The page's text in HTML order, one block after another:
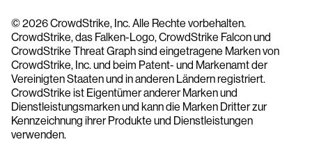
© 2026 CrowdStrike, Inc. Alle Rechte vorbehalten.
CrowdStrike, das Falken-Logo, CrowdStrike Falcon und
CrowdStrike Threat Graph sind eingetragene Marken von
CrowdStrike, Inc. und beim Patent- und Markenamt der
Vereinigten Staaten und in anderen Ländern registriert.
CrowdStrike ist Eigentümer anderer Marken und
Dienstleistungsmarken und kann die Marken Dritter zur
Kennzeichnung ihrer Produkte und Dienstleistungen
verwenden.